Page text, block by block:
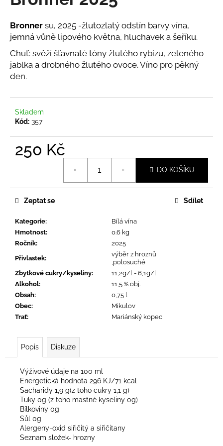
Bronner su, 2025 -žlutozlatý odstín barvy vína,
jemná vůně lipového května, hluchavek a šeříku.
Chuť: svěží šťavnaté tóny žlutého rybízu, zeleného
jablka a drobného žlutého ovoce. Víno pro pěkný
den.
Skladem
Kód: 357
250 Kč
DO KOŠÍKU
Kategorie:
Bílá vína
Hmotnost:
0.6 kg
Ročník:
2025
Přivlastek:
výběr z hroznů
,polosuché
Zbytkové cukry/kyseliny:
11,2g/l - 6,1g/l
Alkohol:
11,5 % obj.
Obsah:
0,75 l
Obec:
Mikulov
Trať: Mariánský kopec
Zeptat se Sdílet
Popis Diskuze
Výživové údaje na 100 ml
Energetická hodnota 296 KJ/71 kcal
Sacharidy 1,9 g(z toho cukry 1,1 g)
Tuky 0g (z toho mastné kyseliny 0g)
Bílkoviny 0g
Sůl 0g
Alergeny-oxid siřičitý a siřičitany
Seznam složek- hrozny
j
í
t
?
D
o
u
e
m
e
ROTER
RIESLING
250